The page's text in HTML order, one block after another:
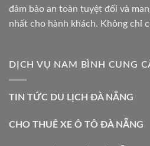
đảm bảo an toàn tuyệt đối và
nhất cho hành khách. Không chỉ
DỊCH VỤ NAM BÌNH CUNG
TIN TỨC DU LỊCH ĐÀ NẴNG
CHO THUÊ XE Ô TÔ ĐÀ NẴNG